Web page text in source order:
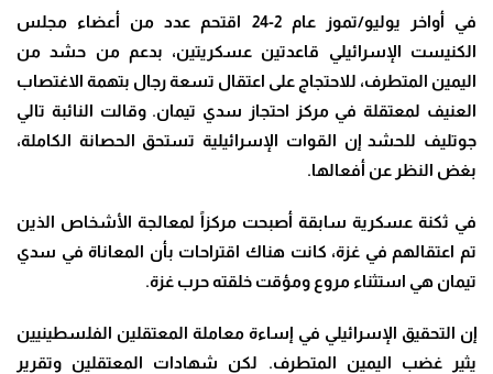
في أواخر يوليو/تموز عام 2-24 اقتحم عدد من أعضاء مجلس
الكنيست الإسرائيلي قاعدتين عسكريتين، بدعم من حشد من
اليمين المتطرف، للاحتجاج على اعتقال تسعة رجال بتهمة الاغتصاب
العنيف لمعتقلة في مركز احتجاز سدي تيمان. وقالت النائبة تالي
جوتليف للحشد إن القوات الإسرائيلية تستحق الحصانة الكاملة،
بغض النظر عن أفعالها.
في ثكنة عسكرية سابقة أصبحت مركزاً لمعالجة الأشخاص الذين
تم اعتقالهم في غزة، كانت هناك اقتراحات بأن المعاناة في سدي
تيمان هي استثناء مروع ومؤقت خلقته حرب غزة.
إن التحقيق الإسرائيلي في إساءة معاملة المعتقلين الفلسطينيين
يثير غضب اليمين المتطرف. لكن شهادات المعتقلين وتقرير